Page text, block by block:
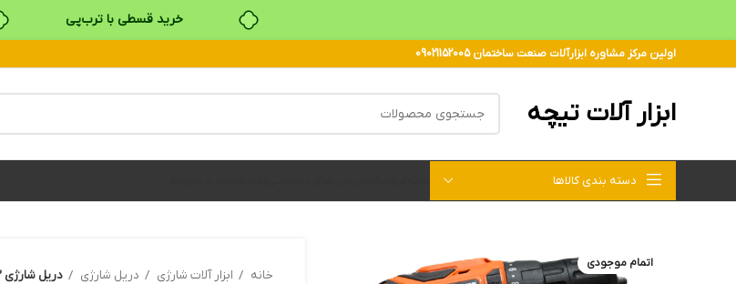
خرید قسطی با ترب‌پی
اولین مرکز مشاوره ابزارآلات صنعت ساختمان 09021152005
ابزار آلات تیچه
دسته بندی کالاها
اتمام موجودی
خانه ابزار آلات شارژي دريل شارژي دریل شارژی 12 ولت براش لس DCE3 آنکور